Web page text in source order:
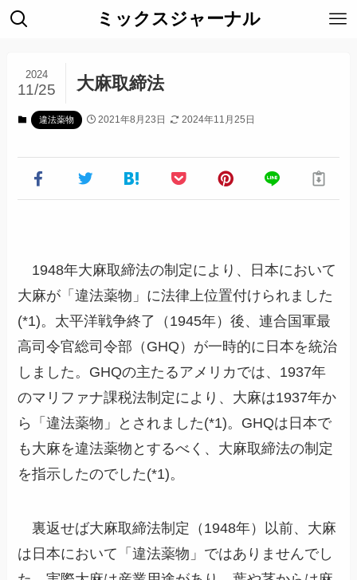
ミックスジャーナル
大麻取締法
2024
11/25
違法薬物 2021年8月23日 2024年11月25日
1948年大麻取締法の制定により、日本において
大麻が「違法薬物」に法律上位置付けられました
(*1)。太平洋戦争終了（1945年）後、連合国軍最
高司令官総司令部（GHQ）が一時的に日本を統治
しました。GHQの主たるアメリカでは、1937年
のマリファナ課税法制定により、大麻は1937年か
ら「違法薬物」とされました(*1)。GHQは日本で
も大麻を違法薬物とするべく、大麻取締法の制定
を指示したのでした(*1)。
裏返せば大麻取締法制定（1948年）以前、大麻
は日本において「違法薬物」ではありませんでし